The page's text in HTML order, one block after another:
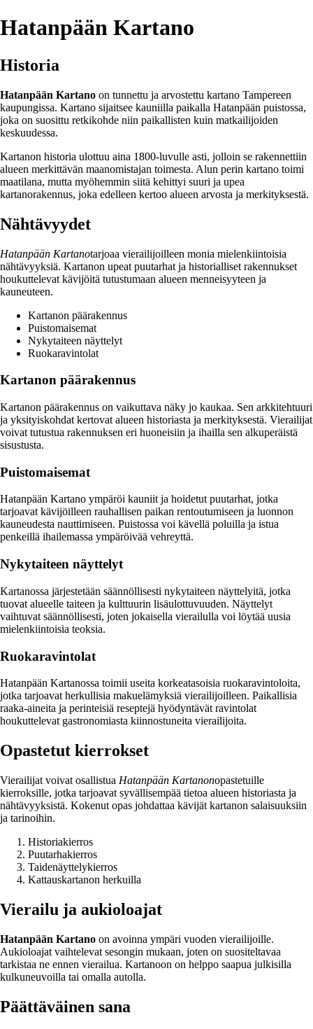
Hatanpään Kartano
Historia
Hatanpään Kartano on tunnettu ja arvostettu kartano Tampereen
kaupungissa. Kartano sijaitsee kauniilla paikalla Hatanpään puistossa,
joka on suosittu retkikohde niin paikallisten kuin matkailijoiden
keskuudessa.
Kartanon historia ulottuu aina 1800-luvulle asti, jolloin se rakennettiin
alueen merkittävän maanomistajan toimesta. Alun perin kartano toimi
maatilana, mutta myöhemmin siitä kehittyi suuri ja upea
kartanorakennus, joka edelleen kertoo alueen arvosta ja merkityksestä.
Nähtävyydet
Hatanpään Kartanotarjoaa vierailijoilleen monia mielenkiintoisia
nähtävyyksiä. Kartanon upeat puutarhat ja historialliset rakennukset
houkuttelevat kävijöitä tutustumaan alueen menneisyyteen ja
kauneuteen.
Kartanon päärakennus
Puistomaisemat
Nykytaiteen näyttelyt
Ruokaravintolat
Kartanon päärakennus
Kartanon päärakennus on vaikuttava näky jo kaukaa. Sen arkkitehtuuri
ja yksityiskohdat kertovat alueen historiasta ja merkityksestä. Vierailijat
voivat tutustua rakennuksen eri huoneisiin ja ihailla sen alkuperäistä
sisustusta.
Puistomaisemat
Hatanpään Kartano ympäröi kauniit ja hoidetut puutarhat, jotka
tarjoavat kävijöilleen rauhallisen paikan rentoutumiseen ja luonnon
kauneudesta nauttimiseen. Puistossa voi kävellä poluilla ja istua
penkeillä ihailemassa ympäröivää vehreyttä.
Nykytaiteen näyttelyt
Kartanossa järjestetään säännöllisesti nykytaiteen näyttelyitä, jotka
tuovat alueelle taiteen ja kulttuurin lisäulottuvuuden. Näyttelyt
vaihtuvat säännöllisesti, joten jokaisella vierailulla voi löytää uusia
mielenkiintoisia teoksia.
Ruokaravintolat
Hatanpään Kartanossa toimii useita korkeatasoisia ruokaravintoloita,
jotka tarjoavat herkullisia makuelämyksiä vierailijoilleen. Paikallisia
raaka-aineita ja perinteisiä reseptejä hyödyntävät ravintolat
houkuttelevat gastronomiasta kiinnostuneita vierailijoita.
Opastetut kierrokset
Vierailijat voivat osallistua Hatanpään Kartanonopastetuille
kierroksille, jotka tarjoavat syvällisempää tietoa alueen historiasta ja
nähtävyyksistä. Kokenut opas johdattaa kävijät kartanon salaisuuksiin
ja tarinoihin.
Historiakierros
Puutarhakierros
Taidenäyttelykierros
Kattauskartanon herkuilla
Vierailu ja aukioloajat
Hatanpään Kartano on avoinna ympäri vuoden vierailijoille.
Aukioloajat vaihtelevat sesongin mukaan, joten on suositeltavaa
tarkistaa ne ennen vierailua. Kartanoon on helppo saapua julkisilla
kulkuneuvoilla tai omalla autolla.
Päättäväinen sana